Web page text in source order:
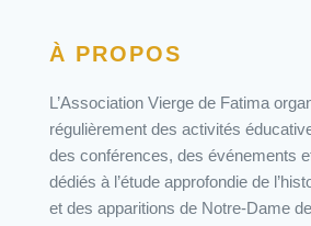
À PROPOS
L’Association Vierge de Fatima
régulièrement des activités
des conférences, des événements
dédiés à l’étude approfondie de
et des apparitions de Notre-Dame